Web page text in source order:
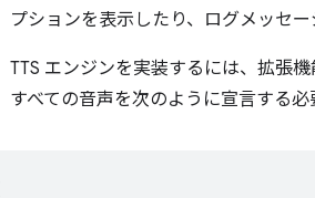
プションを表示したり、ログメッセ
TTS エンジンを実装するには、拡張
すべての音声を次のように宣言する必